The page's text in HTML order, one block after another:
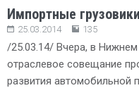
Импортные
25.03.2014 135
/25.03.14/ Вчера, в
отраслевое совещание
развития автомобильной